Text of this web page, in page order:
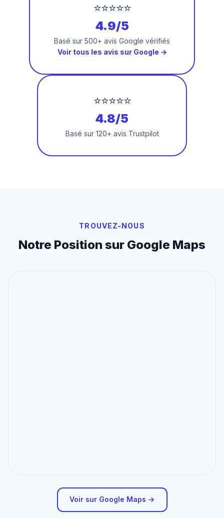
⭐⭐⭐⭐⭐
4.9/5
Basé sur 500+ avis Google vérifiés
Voir tous les avis sur Google →
⭐⭐⭐⭐⭐
4.8/5
Basé sur 120+ avis Trustpilot
TROUVEZ-NOUS
Notre Position sur Google Maps
Voir sur Google Maps →